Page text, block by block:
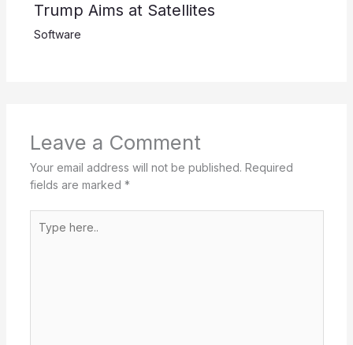
Trump Aims at Satellites
Software
Leave a Comment
Your email address will not be published. Required
fields are marked *
here..